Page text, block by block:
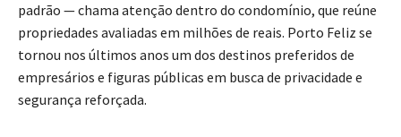
padrão — chama atenção dentro do condomínio, que reúne
propriedades avaliadas em milhões de reais. Porto Feliz se
tornou nos últimos anos um dos destinos preferidos de
empresários e figuras públicas em busca de privacidade e
segurança reforçada.